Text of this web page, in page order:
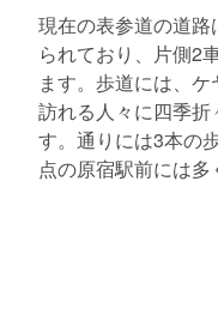
現在の表参道の道
られており、片側2
ます。歩道には、ケ
訪れる人々に四季折
す。通りには3本の
点の原宿駅前には多